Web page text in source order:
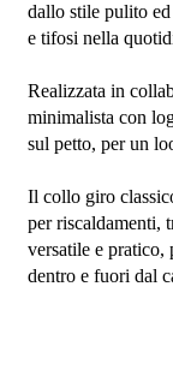
dallo stile pulito ed
e tifosi nella
Realizzata in
minimalista con
sul petto, per un
Il collo giro
per riscaldamenti,
versatile e
dentro e fuori dal